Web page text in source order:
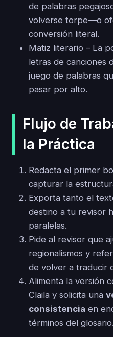
de palabras
volverse torpe—o
conversión literal.
Matiz literario – La
letras de canciones
juego de palabras
pasar por alto.
Flujo de
la Práctica
Redacta el primer
capturar la
Exporta tanto el
destino a tu revisor
paralelas.
Pide al revisor que
regionalismos y
de volver a traducir
Alimenta la versión
Claila y solicita una
consistencia en
términos del glosario.